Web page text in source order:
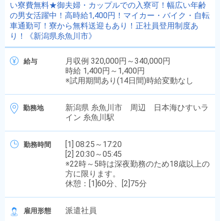
い寮費無料★御夫婦・カップルでの入寮可！幅広い年齢
の男女活躍中！高時給1,400円！マイカー・バイク・自転
車通勤可！寮から無料送迎もあり！正社員登用制度あ
り！《新潟県糸魚川市》
給与
月収例 320,000円～340,000円
時給 1,400円～1,400円
※試用期間あり(14日間)時給変動なし
勤務地
新潟県 糸魚川市 周辺 日本海ひすいラ
イン 糸魚川駅
勤務時間
[1] 08:25～17:20
[2] 20:30～05:45
※22時～5時は深夜勤務のため18歳以上の
方に限ります。
休憩：[1]60分、[2]75分
雇用形態 派遣社員